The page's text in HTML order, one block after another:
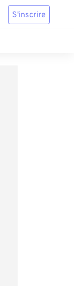
S'inscrire